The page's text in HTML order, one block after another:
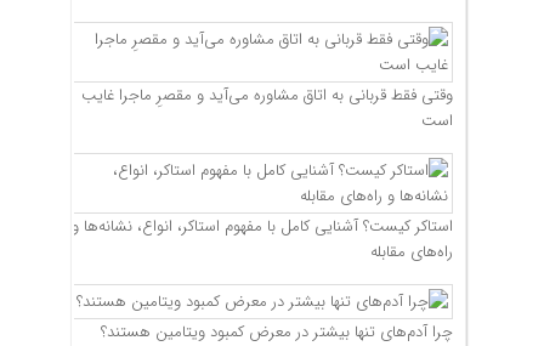
وقتی فقط قربانی به اتاق مشاوره می‌آید و مقصرِ ماجرا غایب
است
استاکر کیست؟ آشنایی کامل با مفهوم استاکر، انواع، نشانه‌ها و
راه‌های مقابله
چرا آدم‌های تنها بیشتر در معرض کمبود ویتامین هستند؟